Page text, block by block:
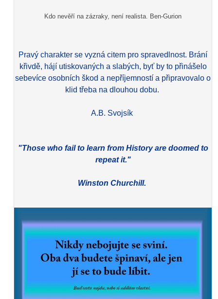
Kdo nevěří na zázraky, není realista. Ben-Gurion
Pravý charakter se vyzná citem pro spravedlnost. Brání
křivdě, hájí utiskovaných a slabých, byť by to přinášelo
sebevíce osobních škod a nepříjemností a připravovalo o
klid třeba na dlouhou dobu.
A.B. Svojsík
"Those who fail to learn from History are doomed to
repeat it."
Winston Churchill.